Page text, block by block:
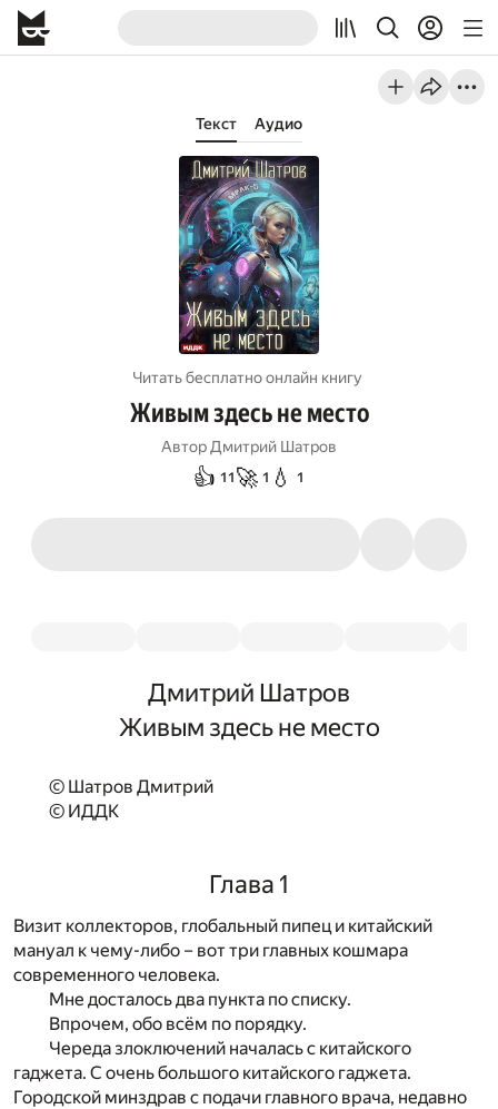
Текст Аудио
Читать бесплатно онлайн книгу
Живым здесь не место
Автор Дмитрий Шатров
👍 11 🚀 1 💧 1
Дмитрий Шатров
Живым здесь не место
© Шатров Дмитрий
© ИДДК
Глава 1
Визит коллекторов, глобальный пипец и китайский
мануал к чему-либо – вот три главных кошмара
современного человека.
Мне досталось два пункта по списку.
Впрочем, обо всём по порядку.
Череда злоключений началась с китайского
гаджета. С очень большого китайского гаджета.
Городской минздрав с подачи главного врача, недавно